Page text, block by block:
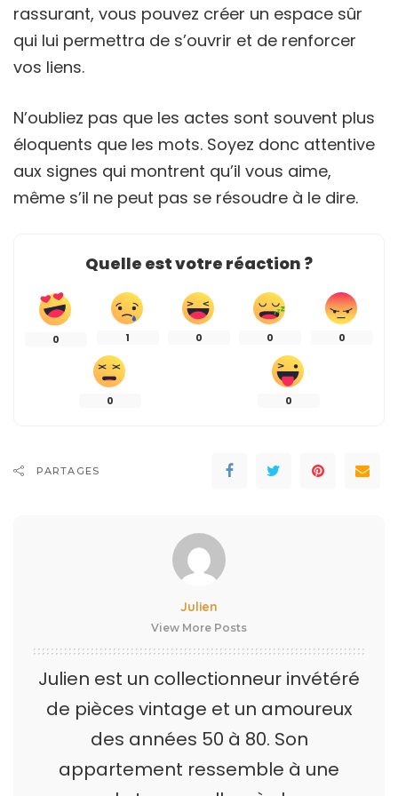
rassurant, vous pouvez créer un espace sûr
qui lui permettra de s’ouvrir et de renforcer
vos liens.
N’oubliez pas que les actes sont souvent plus
éloquents que les mots. Soyez donc attentive
aux signes qui montrent qu’il vous aime,
même s’il ne peut pas se résoudre à le dire.
Quelle est votre réaction ?
0 1 0 0 0
0 0
PARTAGES
Julien
View More Posts
Julien est un collectionneur invétéré
de pièces vintage et un amoureux
des années 50 à 80. Son
appartement ressemble à une